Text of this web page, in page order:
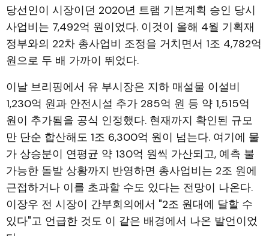
당선인이 시장이던 2020년 트램 기본계획 승인 당시
사업비는 7,492억 원이었다. 이것이 올해 4월 기획재
정부와의 22차 총사업비 조정을 거치면서 1조 4,782억
원으로 두 배 가까이 뛰었다.
이날 브리핑에서 유 부시장은 지하 매설물 이설비
1,230억 원과 안전시설 추가 285억 원 등 약 1,515억
원이 추가됨을 공식 인정했다. 현재까지 확인된 규모
만 단순 합산해도 1조 6,300억 원이 넘는다. 여기에 물
가 상승분이 연평균 약 130억 원씩 가산되고, 예측 불
가능한 돌발 상황까지 반영하면 총사업비는 2조 원에
근접하거나 이를 초과할 수도 있다는 전망이 나온다.
이장우 전 시장이 간부회의에서 "2조 원대에 달할 수
있다"고 언급한 것도 이 같은 배경에서 나온 발언이었